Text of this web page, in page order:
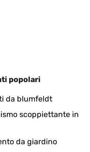
popolari
da blumfeldt
scoppiettante in
da giardino